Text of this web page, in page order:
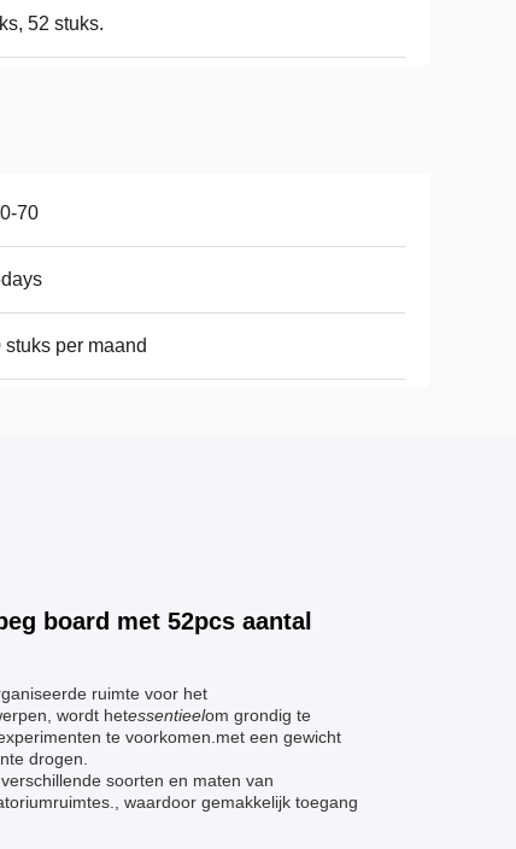
52 stuks.
70
stuks per maand
board met 52pcs aantal
ruimte voor het
wordt hetessentieelom grondig te
te voorkomen.met een gewicht
drogen.
soorten en maten van
waardoor gemakkelijk toegang